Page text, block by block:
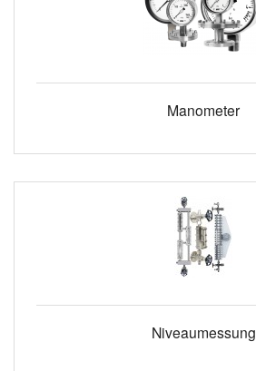
Manometer
Niveaumessung